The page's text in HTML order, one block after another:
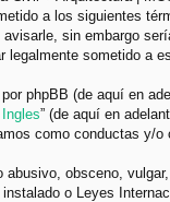
a los siguientes
sin embargo
legalmente sometido a
phpBB (de aquí en
” (de aquí en
como conductas y/
abusivo, obsceno,
o Leyes